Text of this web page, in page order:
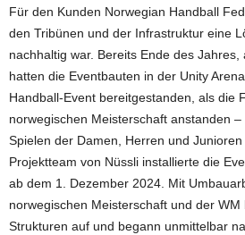
Für den Kunden Norwegian Handball
den Tribünen und der Infrastruktur eine
nachhaltig war. Bereits Ende des Jahres,
hatten die Eventbauten in der Unity
Handball-Event bereitgestanden, als die
norwegischen Meisterschaft anstanden
Spielen der Damen, Herren und
Projektteam von Nüssli installierte die
ab dem 1. Dezember 2024. Mit
norwegischen Meisterschaft und der WM
Strukturen auf und begann unmittelbar